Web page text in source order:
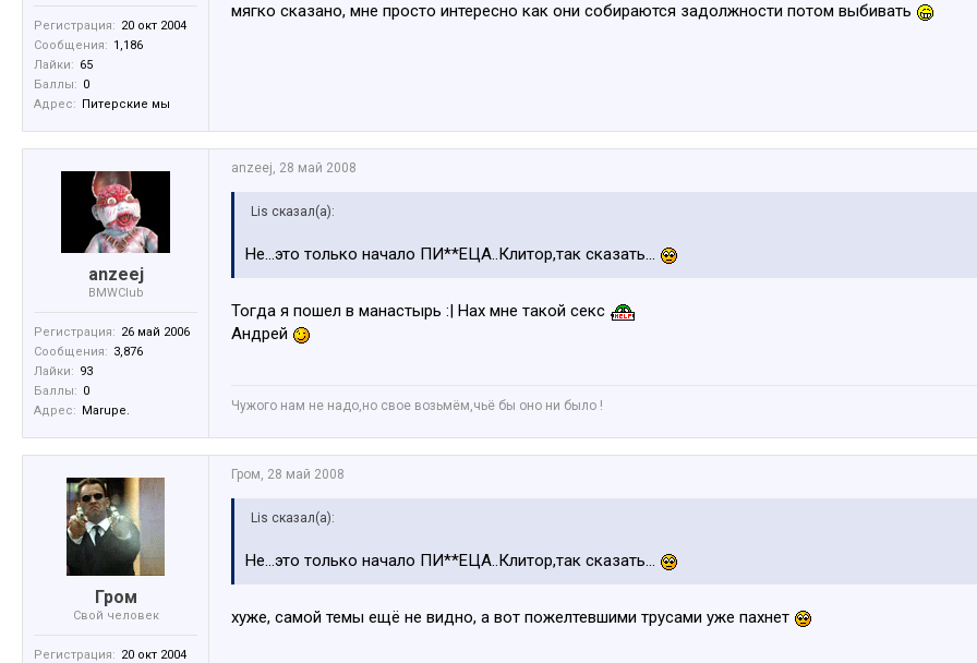
Регистрация: 20 окт 2004
Сообщения: 1,186
Лайки: 65
Баллы: 0
Адрес: Питерские мы
мягко сказано, мне просто интересно как они собираются задолжности потом выбивать
anzeej
BMWClub
Регистрация: 26 май 2006
Сообщения: 3,876
Лайки: 93
Баллы: 0
Адрес: Marupe.
anzeej, 28 май 2008
Lis сказал(а):
Не...это только начало ПИ**ЕЦА..Клитор,так сказать...
Тогда я пошел в манастырь :| Нах мне такой секс
Андрей
Чужого нам не надо,но свое возьмём,чьё бы оно ни было !
Гром
Свой человек
Регистрация: 20 окт 2004
Гром, 28 май 2008
Lis сказал(а):
Не...это только начало ПИ**ЕЦА..Клитор,так сказать...
хуже, самой темы ещё не видно, а вот пожелтевшими трусами уже пахнет